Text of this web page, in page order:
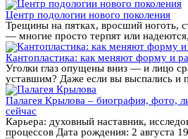
Центр подологии нового поколения
Трещины на пятках, вросший ноготь,
— многие просто терпят или
Кантопластика: как меняют форму и
Уголки глаз опущены вниз — и лицо
уставшим? Даже если вы выспались и
Палагея Крылова – биография, фото,
сейчас
Карьера: духовный наставник,
процессов Дата рождения: 2 августа